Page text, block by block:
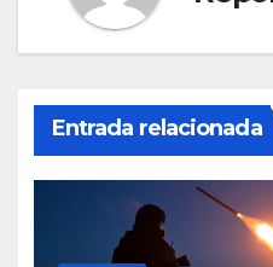
Entrada relacionada